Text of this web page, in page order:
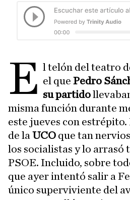
E l telón del teatro
el que Pedro
su partido
misma función durante
este jueves con
de la UCO que tan
los socialistas y lo arrasó
PSOE. Incluido, sobre
que ayer intentó salir a
único superviviente del